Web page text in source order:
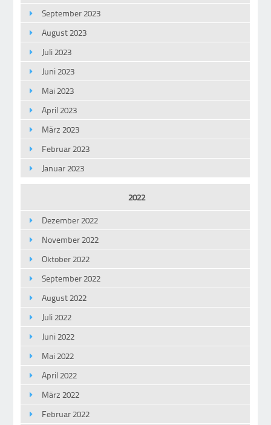
September 2023
August 2023
Juli 2023
Juni 2023
Mai 2023
April 2023
März 2023
Februar 2023
Januar 2023
2022
Dezember 2022
November 2022
Oktober 2022
September 2022
August 2022
Juli 2022
Juni 2022
Mai 2022
April 2022
März 2022
Februar 2022